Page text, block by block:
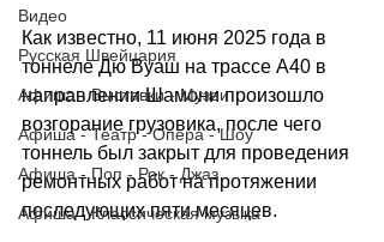
Видео
Русская Швейцария
Афиша - Выставки - Музеи
Афиша - Театр - Опера - Шоу
Афиша - Поп - Рок - Джаз
Афиша - Классическая музыка
Как известно, 11 июня 2025 года в
тоннеле Дю Вуаш на трассе A40 в
направлении Шамони произошло
возгорание грузовика, после чего
тоннель был закрыт для проведения
ремонтных работ на протяжении
последующих пяти месяцев.